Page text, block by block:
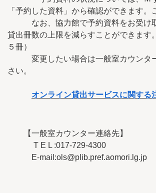
「予約した資料」から確認ができます。
なお、協力館で予約資料をお受け取
貸出冊数の上限を減らすことができます
５冊）
変更したい場合は一般室カウンタ
さい。
オンライン貸出サービスに関する
【一般室カウンター連絡先】
T E L :017-729-4300
E-mail:ols@plib.pref.aomori.lg.jp